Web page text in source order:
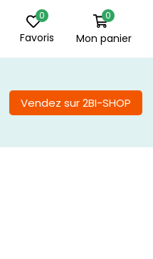
0
Favoris
0
Mon panier
Vendez sur 2BI-SHOP